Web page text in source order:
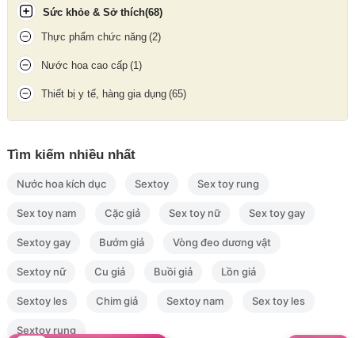
Hình ảnh phần mông phía sau chiếc quần
Sức khỏe & Sở thích(68)
Thực phẩm chức năng (2)
Nước hoa cao cấp (1)
Thiết bị y tế, hàng gia dụng (65)
Tìm kiếm nhiều nhất
Nước hoa kích dục Sextoy Sex toy rung
Sex toy nam Cặc giả Sex toy nữ Sex toy gay
Sextoy gay Bướm giả Vòng đeo dương vật
Sextoy nữ Cu giả Buồi giả Lồn giả
Sextoy les Chim giả Sextoy nam Sex toy les
Sextoy rung